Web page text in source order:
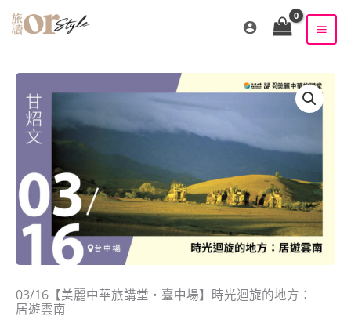
03/16【美麗中華旅講堂‧臺中場】時光迴旋的地方：
居遊雲南